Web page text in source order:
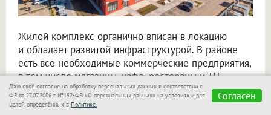
Жилой комплекс органично вписан в локацию
и обладает развитой инфраструктурой. В районе
есть все необходимые коммерческие предприятия,
в том числе магазины, кафе, рестораны и ТЦ,
и медицинские объекты. Спортивная сеть включает
современные спортивные комплексы, стадионы,
Даю своё согласие на обработку персональных данных в соответствии с
ФЗ от 27.07.2006 г. №152-ФЗ «О персональных данных» на условиях и для
целей, определённых в Политике.
Согласен